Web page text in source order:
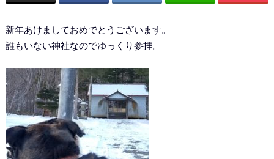
新年あけましておめでとうございます。
誰もいない神社なのでゆっくり参拝。